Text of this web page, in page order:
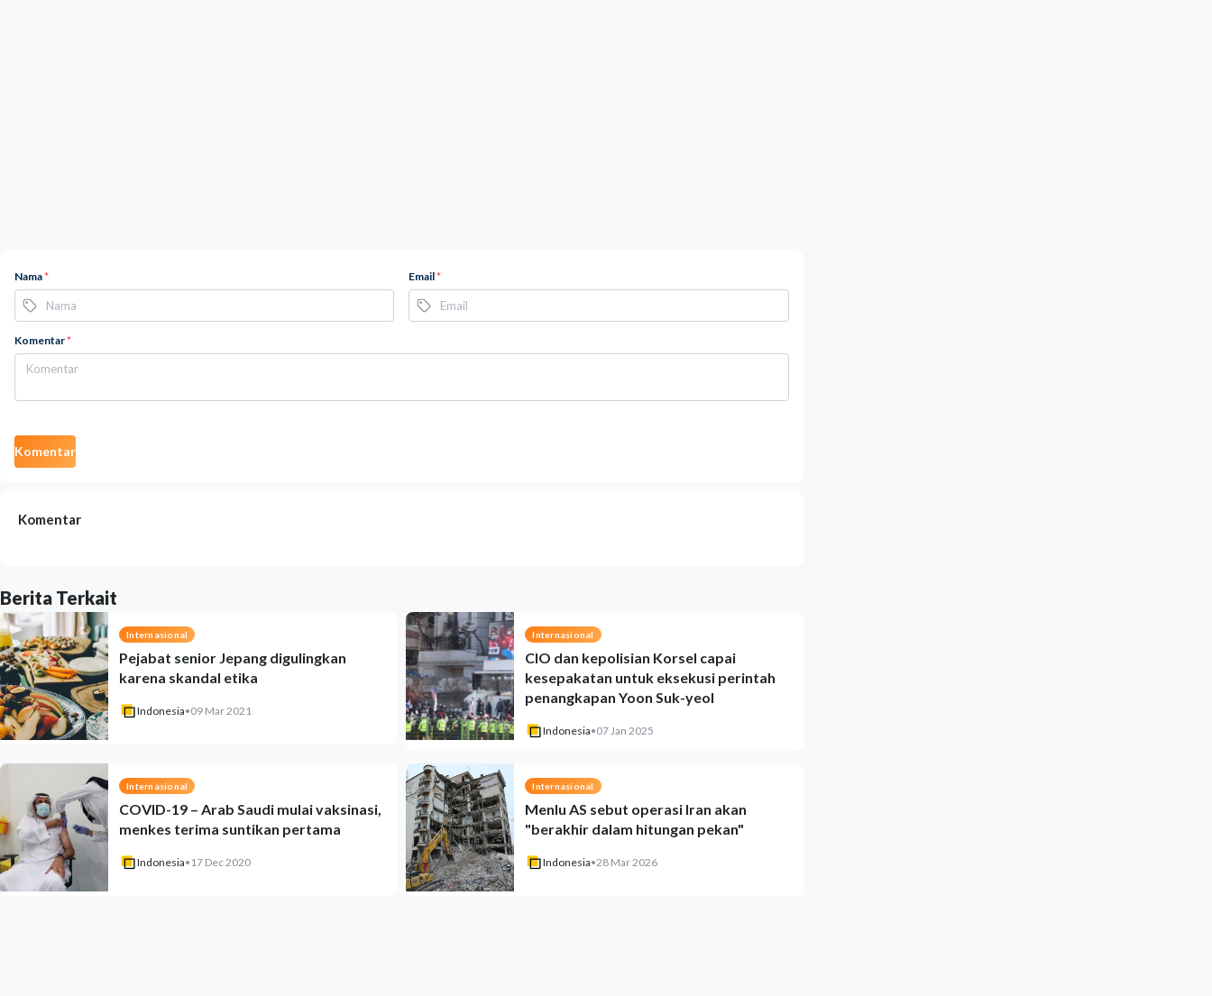
Nama* Email*
Komentar*
Komentar
Komentar
Berita Terkait
Internasional
Pejabat senior Jepang digulingkan
karena skandal etika
Indonesia•09 Mar 2021
Internasional
CIO dan kepolisian Korsel capai
kesepakatan untuk eksekusi perintah
penangkapan Yoon Suk-yeol
Indonesia•07 Jan 2025
Internasional
COVID-19 – Arab Saudi mulai vaksinasi,
menkes terima suntikan pertama
Indonesia• 17 Dec 2020
Internasional
Menlu AS sebut operasi Iran akan
"berakhir dalam hitungan pekan"
Indonesia•28 Mar 2026